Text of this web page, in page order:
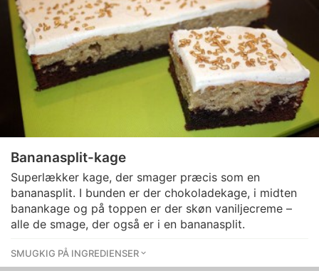
Bananasplit-kage
Superlækker kage, der smager præcis som en
bananasplit. I bunden er der chokoladekage, i midten
banankage og på toppen er der skøn vaniljecreme –
alle de smage, der også er i en bananasplit.
SMUGKIG PÅ INGREDIENSER